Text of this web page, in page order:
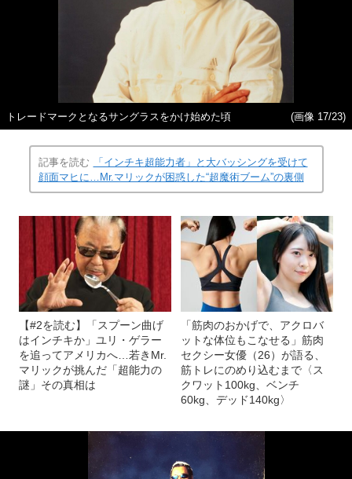
トレードマークとなるサングラスをかけ始めた頃 (画像 17/23)
記事を読む
「インチキ超能力者」と大バッシングを受けて
顔面マヒに…Mr.マリックが困惑した“超魔術ブーム”の裏側
【#2を読む】「スプーン曲げ
はインチキか」ユリ・ゲラー
を追ってアメリカへ…若きMr.
マリックが挑んだ「超能力の
謎」その真相は
「筋肉のおかげで、アクロバ
ットな体位もこなせる」筋肉
セクシー女優（26）が語る、
筋トレにのめり込むまで〈ス
クワット100kg、ベンチ
60kg、デッド140kg〉